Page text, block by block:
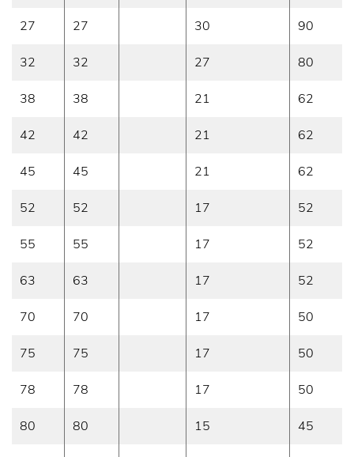
27 27 30 90
32 32 27 80
38 38 21 62
42 42 21 62
45 45 21 62
52 52 17 52
55 55 17 52
63 63 17 52
70 70 17 50
75 75 17 50
78 78 17 50
80 80 15 45